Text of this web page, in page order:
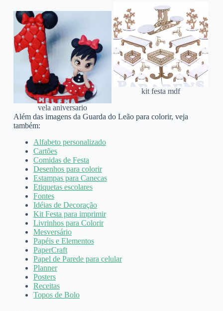
vela aniversario
kit festa mdf
Além das imagens da Guarda do Leão para colorir, veja
também:
Alfabeto personalizado
Cartões
Comidas de Festa
Desenhos para colorir
Estampas para Canecas
Etiquetas escolares
Fontes
Idéias de Decoração
Kit Festa para imprimir
Livrinhos para Colorir
Mesversário
Papéis e Elementos
PaperCraft
Papel de Parede para celular
Planner
Posters
Receitas
Topos de Bolo